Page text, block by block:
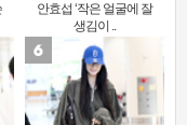
안효섭 ‘작은 얼굴에 잘
생김이 ..